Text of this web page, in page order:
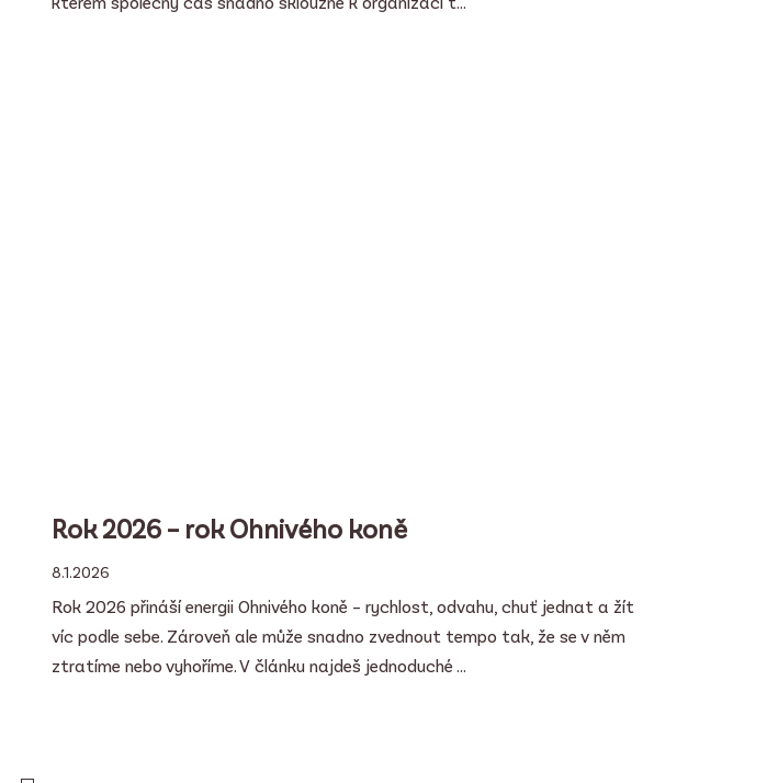
Rok 2026 – rok Ohnivého koně
8.1.2026
Rok 2026 přináší energii Ohnivého koně – rychlost, odvahu, chuť jednat a žít
víc podle sebe. Zároveň ale může snadno zvednout tempo tak, že se v něm
ztratíme nebo vyhoříme. V článku najdeš jednoduché ...